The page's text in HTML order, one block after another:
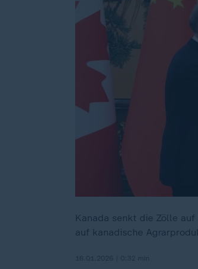
Kanada senkt die Zölle
auf kanadische